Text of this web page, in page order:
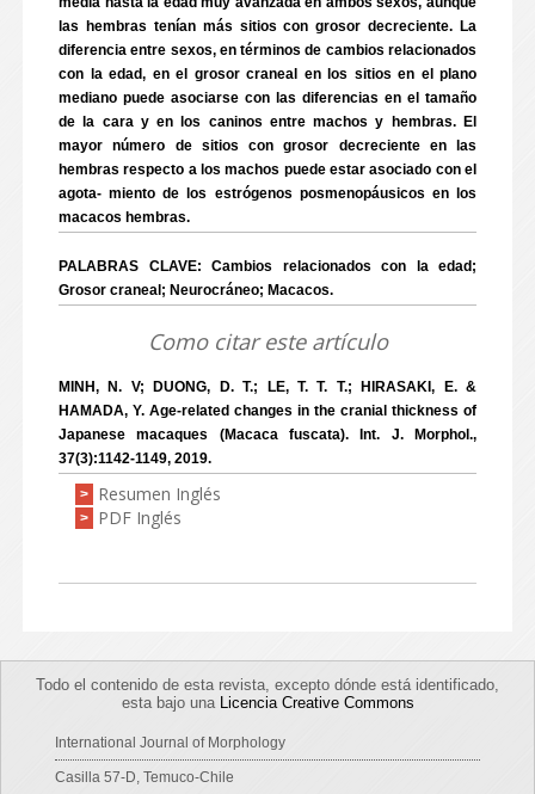
las hembras tenían más sitios con grosor decreciente. La
diferencia entre sexos, en términos de cambios relacionados
con la edad, en el grosor craneal en los sitios en el plano
mediano puede asociarse con las diferencias en el tamaño
de la cara y en los caninos entre machos y hembras. El
mayor número de sitios con grosor decreciente en las
hembras respecto a los machos puede estar asociado con el
agota- miento de los estrógenos posmenopáusicos en los
macacos hembras.
PALABRAS CLAVE: Cambios relacionados con la edad;
Grosor craneal; Neurocráneo; Macacos.
Como citar este artículo
MINH, N. V; DUONG, D. T.; LE, T. T. T.; HIRASAKI, E. &
HAMADA, Y. Age-related changes in the cranial thickness of
Japanese macaques (Macaca fuscata). Int. J. Morphol.,
37(3):1142-1149, 2019.
> Resumen Inglés
> PDF Inglés
Todo el contenido de esta revista, excepto dónde está identificado,
esta bajo una Licencia Creative Commons
International Journal of Morphology
Casilla 57-D, Temuco-Chile